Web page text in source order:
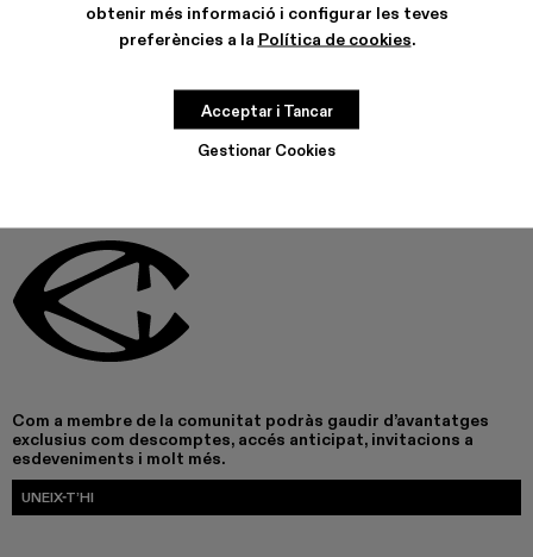
obtenir més informació i configurar les teves
preferències a la Política de cookies.
Gestionar Cookies
Acceptar i Tancar
AQUEST PRODUCTE NO ESTÀ DISPONIBLE EN AQUEST
Com a membre de la comunitat podràs gaudir d’avantatges
exclusius com descomptes, accés anticipat, invitacions a
esdeveniments i molt més.
UNEIX-T’HI